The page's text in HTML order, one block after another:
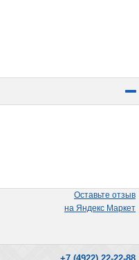
Оставьте отзыв
на Яндекс Маркет